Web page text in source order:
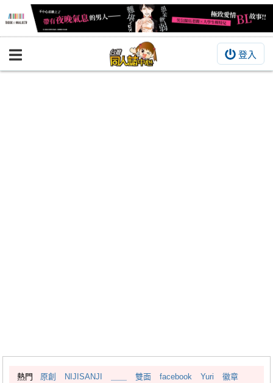
登入
BOOKY書集倉庫
繪圖藝廊
交流中心
熱門 原創 NIJISANJI 雙面 facebook Yuri 徽章